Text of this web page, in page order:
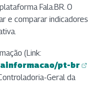
Fala.BR. O
e comparar indicadores
(Link:
pt-br
Geral da